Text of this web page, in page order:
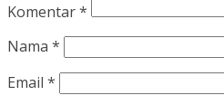
Komentar*
Nama *
Email *